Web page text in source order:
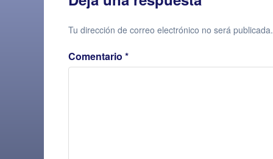
Tu dirección de correo electrónico no será publicada.
Comentario *